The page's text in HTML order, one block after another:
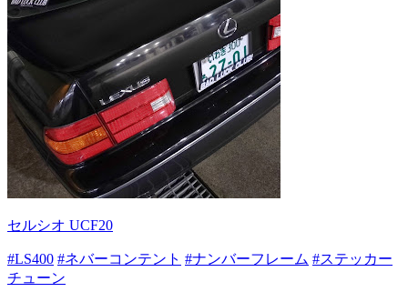
セルシオ UCF20
#LS400 #ネバーコンテント #ナンバーフレーム #ステッカー
チューン